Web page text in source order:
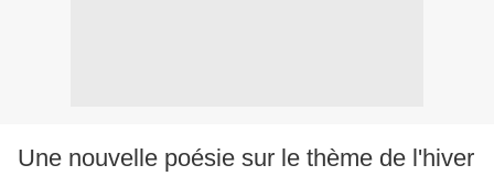
Une nouvelle poésie sur le thème de l'hiver